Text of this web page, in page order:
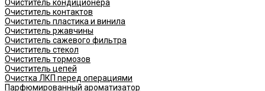
Очиститель кондиционера
Очиститель контактов
Очиститель пластика и винила
Очиститель ржавчины
Очиститель сажевого фильтра
Очиститель стекол
Очиститель тормозов
Очиститель цепей
Очистка ЛКП перед операциями
Парфюмированный ароматизатор